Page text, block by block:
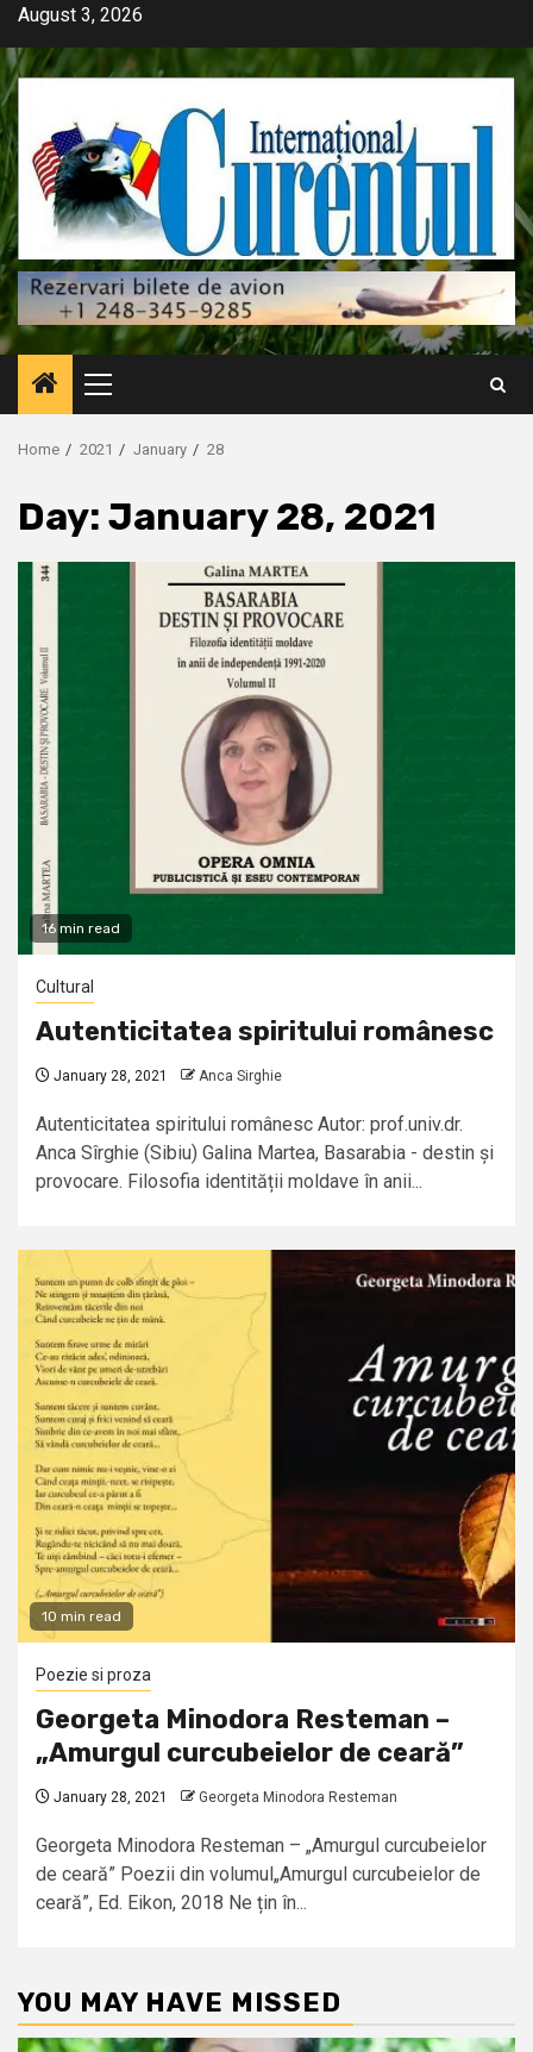
Skip
content
August 3, 2026
Primary
Menu
Home 2021 January 28
Day: January 28, 2021
16 min read
Cultural
Autenticitatea spiritului românesc
January 28, 2021 Anca Sirghie
Autenticitatea spiritului românesc Autor: prof.univ.dr.
Anca Sîrghie (Sibiu) Galina Martea, Basarabia - destin și
provocare. Filosofia identității moldave în anii...
10 min read
Poezie si proza
Georgeta Minodora Resteman –
„Amurgul curcubeielor de ceară”
January 28, 2021 Georgeta Minodora Resteman
Georgeta Minodora Resteman – „Amurgul curcubeielor
de ceară” Poezii din volumul„Amurgul curcubeielor de
ceară”, Ed. Eikon, 2018 Ne țin în...
YOU MAY HAVE MISSED